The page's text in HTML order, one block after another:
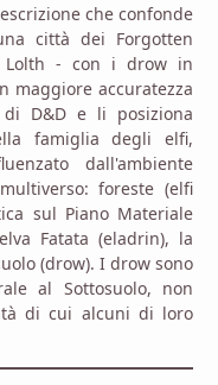
che confonde
città dei Forgotten
Lolth - con i drow in
maggiore accuratezza
D&D e li posiziona
famiglia degli elfi,
dall'ambiente
foreste (elfi
sul Piano Materiale
Fatata (eladrin), la
(drow). I drow sono
al Sottosuolo, non
di cui alcuni di loro